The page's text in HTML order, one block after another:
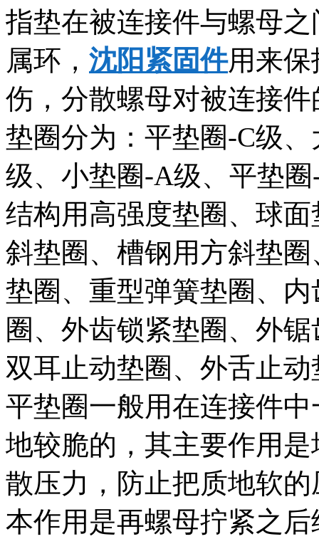
指垫在被连接件与螺母
属环， 沈阳紧固件用来保
伤，分散螺母对被连接
垫圈分为：平垫圈-C级
级、小垫圈-A级、平垫
结构用高强度垫圈、球
斜垫圈、槽钢用方斜垫
垫圈、重型弹簧垫圈、
圈、外齿锁紧垫圈、外
双耳止动垫圈、外舌止
平垫圈一般用在连接件
地较脆的，其主要作用
散压力，防止把质地软
本作用是再螺母拧紧之